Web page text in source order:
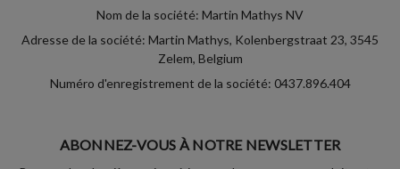
Nom de la société: Martin Mathys NV
Adresse de la société: Martin Mathys, Kolenbergstraat 23, 3545
Zelem, Belgium
Numéro d'enregistrement de la société: 0437.896.404
ABONNEZ-VOUS À NOTRE NEWSLETTER